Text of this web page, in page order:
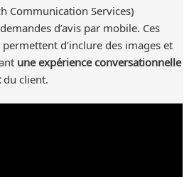
Communication Services)
d’avis par mobile. Ces
d’inclure des images et
une expérience conversationnelle
du client.